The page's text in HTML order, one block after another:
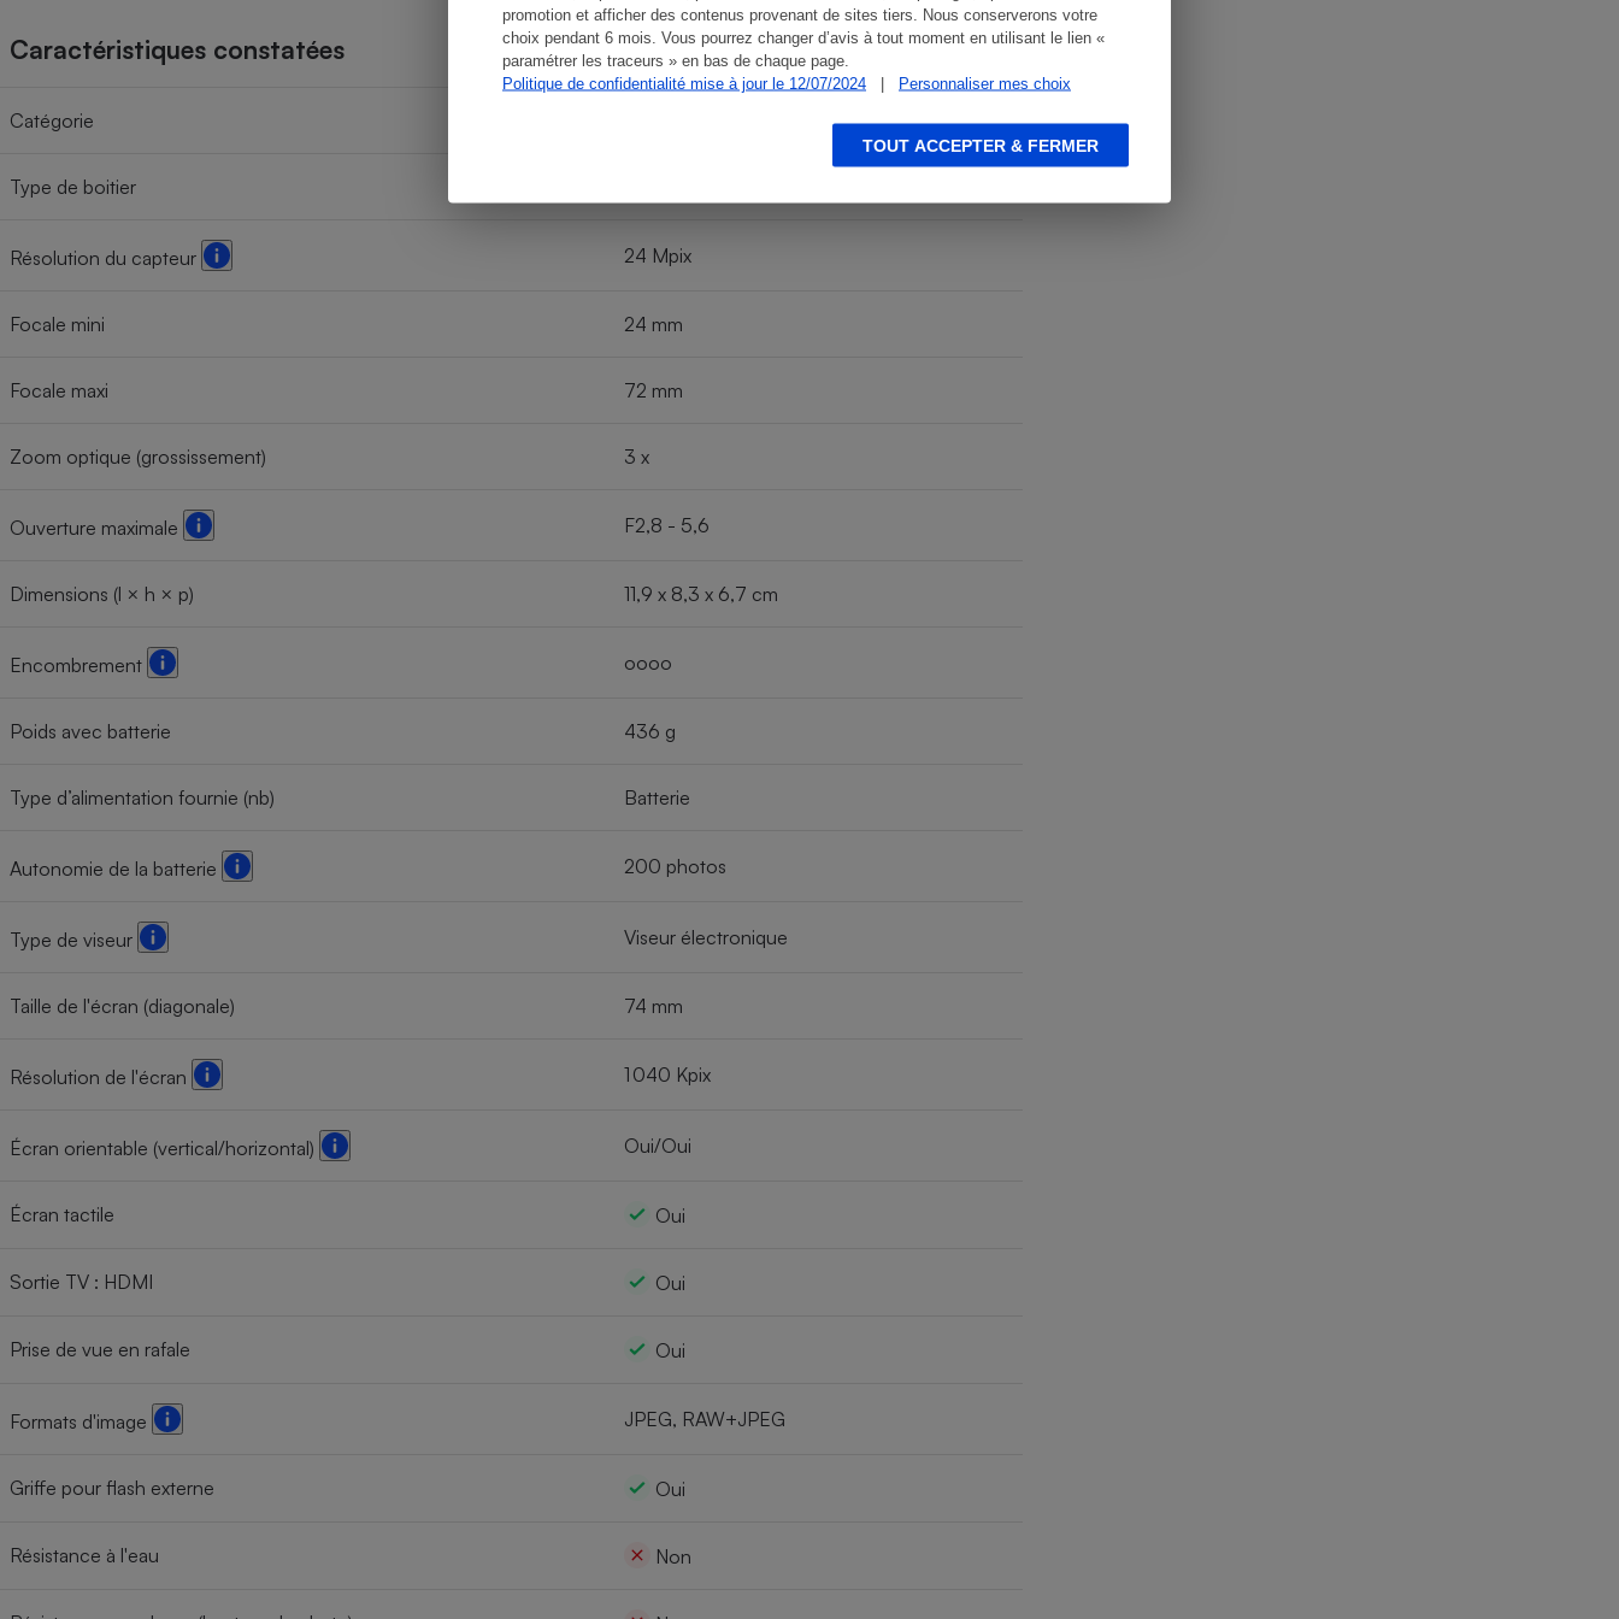
promotion et afficher des contenus provenant de sites tiers. Nous conserverons votre
choix pendant 6 mois. Vous pourrez changer d’avis à tout moment en utilisant le lien «
paramétrer les traceurs » en bas de chaque page.
Politique de confidentialité mise à jour le 12/07/2024
| Personnaliser mes choix
TOUT ACCEPTER & FERMER
Caractéristiques constatées
Catégorie
Type de boitier
Résolution du capteur 24 Mpix
Focale mini 24 mm
Focale maxi 72 mm
Zoom optique (grossissement) 3 x
Ouverture maximale F2,8 - 5,6
Dimensions (l × h × p) 11,9 x 8,3 x 6,7 cm
Encombrement oooo
Poids avec batterie 436 g
Type d’alimentation fournie (nb) Batterie
Autonomie de la batterie 200 photos
Type de viseur Viseur électronique
Taille de l'écran (diagonale) 74 mm
Résolution de l'écran 1 040 Kpix
Écran orientable (vertical/horizontal) Oui/Oui
Écran tactile Oui
Sortie TV : HDMI Oui
Prise de vue en rafale Oui
Formats d'image JPEG, RAW+JPEG
Griffe pour flash externe Oui
Résistance à l'eau Non